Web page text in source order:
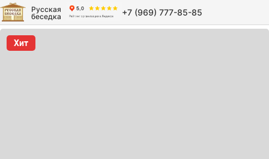
Русская
беседка
+7 (969) 777-85-85
Хит